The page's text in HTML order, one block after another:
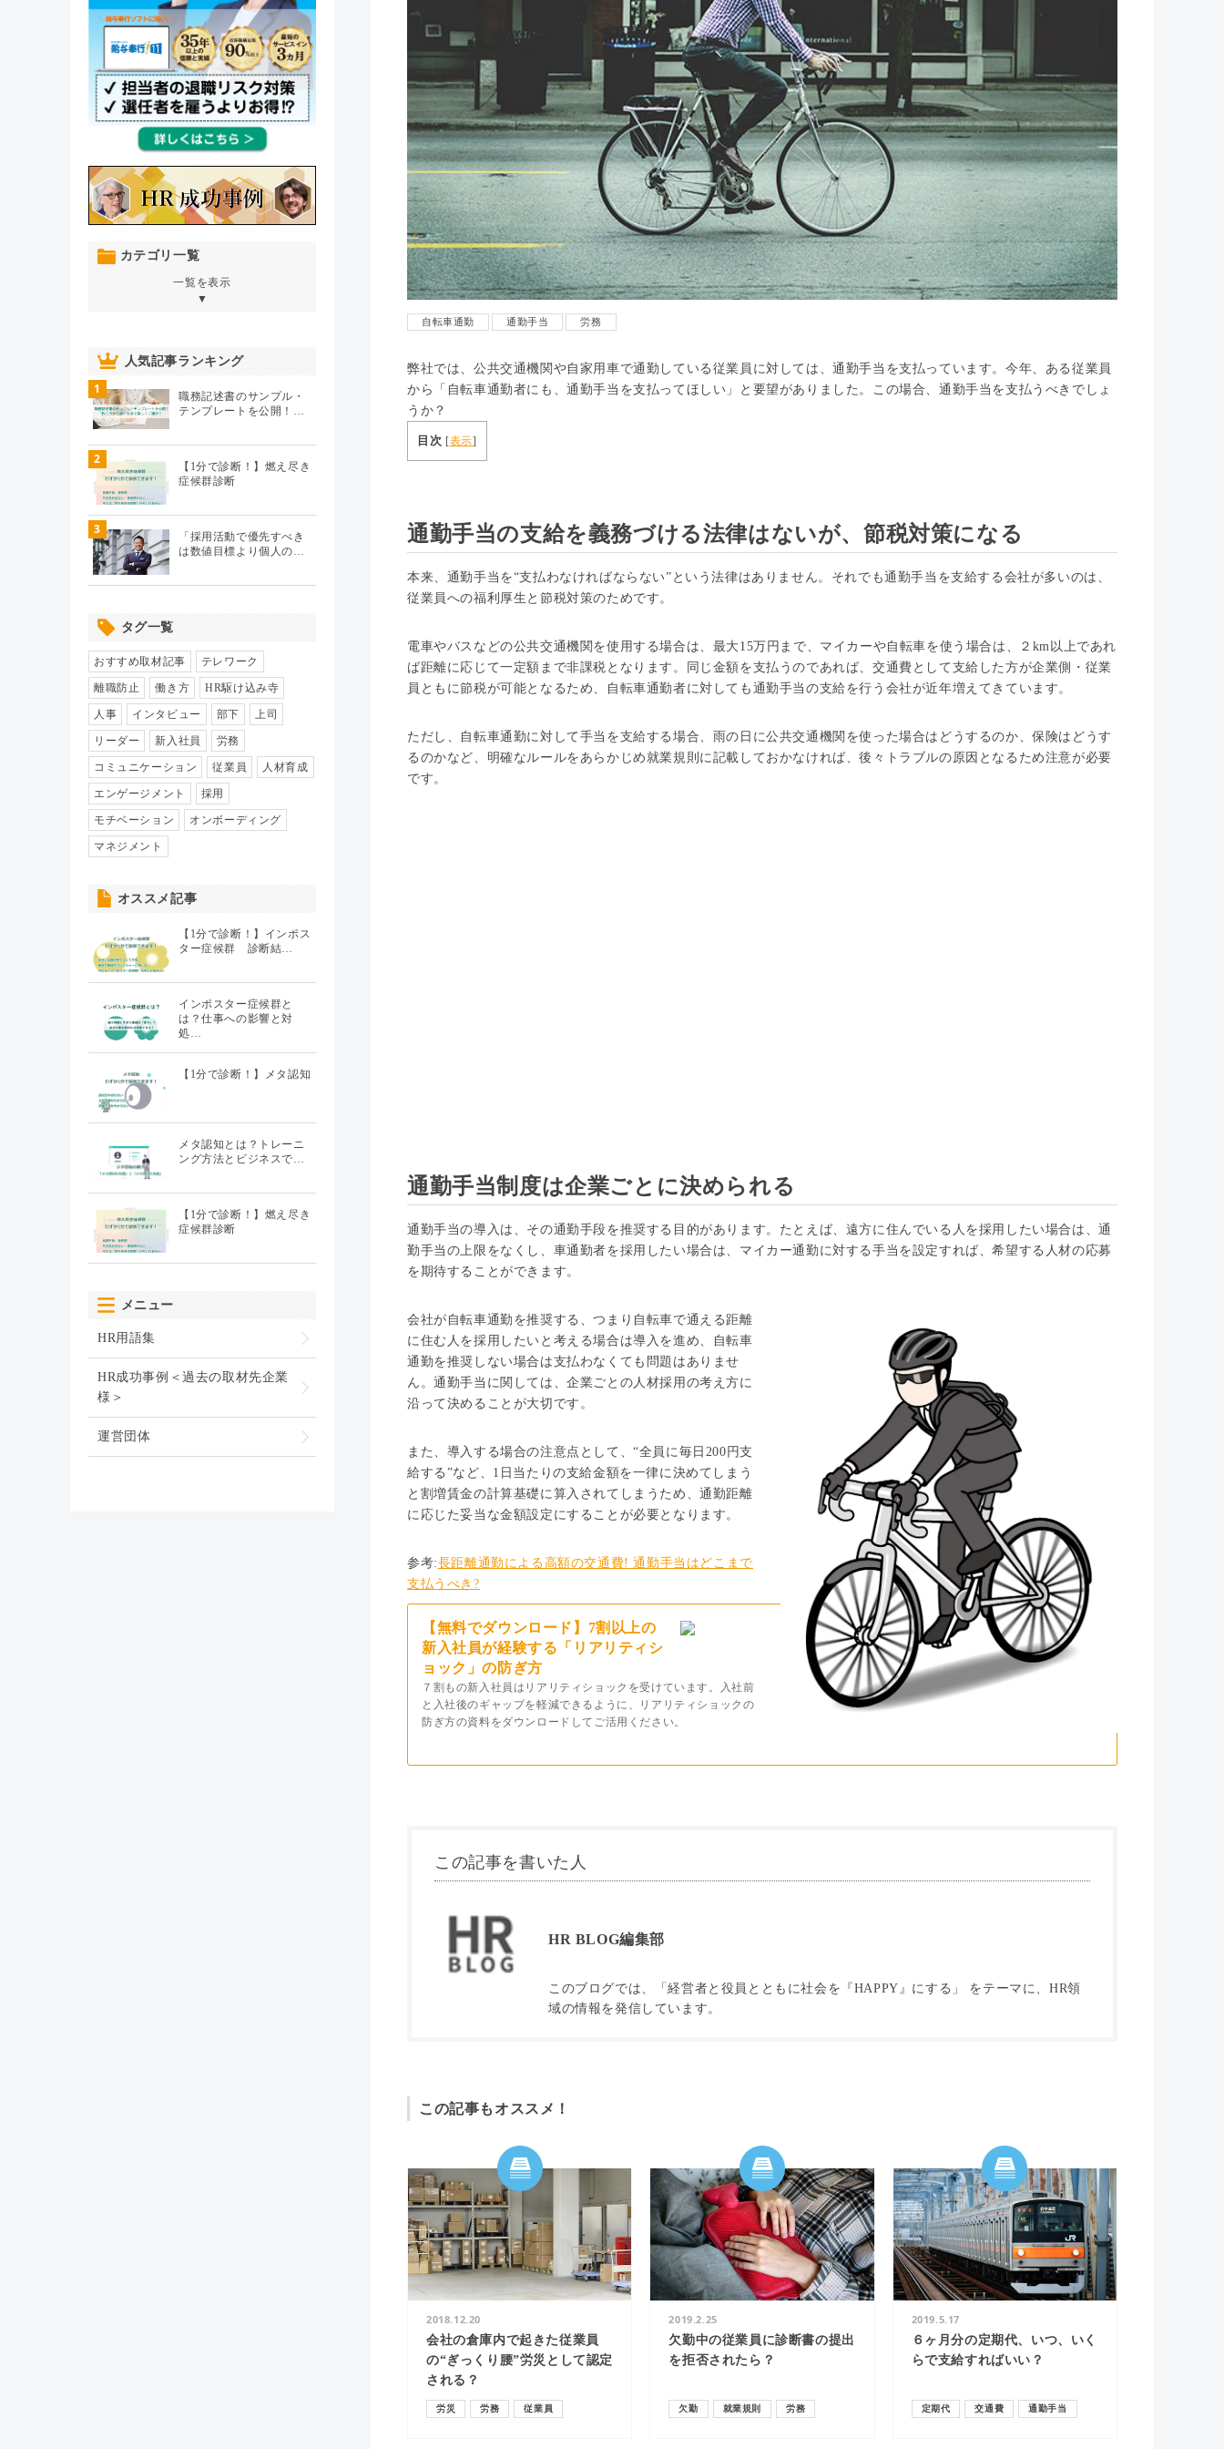
自転車通勤 通勤手当 労務
弊社では、公共交通機関や自家用車で通勤している従業員に対しては、通勤手当を支払っています。今年、ある従業員
から「自転車通勤者にも、通勤手当を支払ってほしい」と要望がありました。この場合、通勤手当を支払うべきでしょ
うか？
目次 [表示]
通勤手当の支給を義務づける法律はないが、節税対策になる
本来、通勤手当を“支払わなければならない”という法律はありません。それでも通勤手当を支給する会社が多いのは、
従業員への福利厚生と節税対策のためです。
電車やバスなどの公共交通機関を使用する場合は、最大15万円まで、マイカーや自転車を使う場合は、２km以上であれ
ば距離に応じて一定額まで非課税となります。同じ金額を支払うのであれば、交通費として支給した方が企業側・従業
員ともに節税が可能となるため、自転車通勤者に対しても通勤手当の支給を行う会社が近年増えてきています。
ただし、自転車通勤に対して手当を支給する場合、雨の日に公共交通機関を使った場合はどうするのか、保険はどうす
るのかなど、明確なルールをあらかじめ就業規則に記載しておかなければ、後々トラブルの原因となるため注意が必要
です。
通勤手当制度は企業ごとに決められる
通勤手当の導入は、その通勤手段を推奨する目的があります。たとえば、遠方に住んでいる人を採用したい場合は、通
勤手当の上限をなくし、車通勤者を採用したい場合は、マイカー通勤に対する手当を設定すれば、希望する人材の応募
を期待することができます。
会社が自転車通勤を推奨する、つまり自転車で通える距離
に住む人を採用したいと考える場合は導入を進め、自転車
通勤を推奨しない場合は支払わなくても問題はありませ
ん。通勤手当に関しては、企業ごとの人材採用の考え方に
沿って決めることが大切です。
また、導入する場合の注意点として、“全員に毎日200円支
給する”など、1日当たりの支給金額を一律に決めてしまう
と割増賃金の計算基礎に算入されてしまうため、通勤距離
に応じた妥当な金額設定にすることが必要となります。
参考:長距離通勤による高額の交通費! 通勤手当はどこまで
支払うべき?
【無料でダウンロード】7割以上の
新入社員が経験する「リアリティシ
ョック」の防ぎ方
７割もの新入社員はリアリティショックを受けています。入社前
と入社後のギャップを軽減できるように、リアリティショックの
防ぎ方の資料をダウンロードしてご活用ください。
この記事を書いた人
HR BLOG編集部
このブログでは、「経営者と役員とともに社会を『HAPPY』にする」 をテーマに、HR領
域の情報を発信しています。
この記事もオススメ！
2018.12.20
会社の倉庫内で起きた従業員
の“ぎっくり腰”労災として認定
される？
労災 労務 従業員
2019.2.25
欠勤中の従業員に診断書の提出
を拒否されたら？
欠勤 就業規則 労務
2019.5.17
６ヶ月分の定期代、いつ、いく
らで支給すればいい？
定期代 交通費 通勤手当
カテゴリ一覧
一覧を表示
▼
人材育成・開発・研修 （106）
エンゲージメント（104）
パフォーマンス管理（112）
HR駆け込み寺
HRの基本（33）
リクルーティング（19）
給与制度・設計（8）
人事異動・配置（7）
人気記事ランキング
1
職務記述書のサンプル・
テンプレートを公開！…
2
【1分で診断！】燃え尽き
症候群診断
3
「採用活動で優先すべき
は数値目標より個人の…
タグ一覧
おすすめ取材記事 テレワーク
離職防止 働き方 HR駆け込み寺
人事 インタビュー 部下 上司
リーダー 新入社員 労務
コミュニケーション 従業員 人材育成
エンゲージメント 採用
モチベーション オンボーディング
マネジメント
オススメ記事
【1分で診断！】インポス
ター症候群 診断結…
インポスター症候群と
は？仕事への影響と対
処…
【1分で診断！】メタ認知
メタ認知とは？トレーニ
ング方法とビジネスで…
【1分で診断！】燃え尽き
症候群診断
メニュー
HR用語集
HR成功事例＜過去の取材先企業
様＞
運営団体